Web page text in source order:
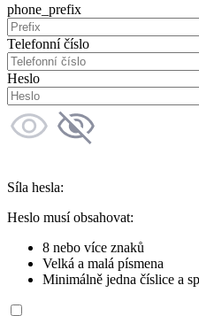
phone_prefix
Telefonní číslo
Heslo
Síla hesla:
Heslo musí obsahovat:
8 nebo více znaků
Velká a malá písmena
Minimálně jedna číslice a